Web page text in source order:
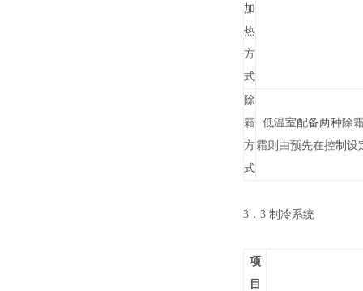
加
热
方
式
除
霜
方
式
低温室配备两种除
霜则由预先在控制设
3．3 制冷系统
项
目